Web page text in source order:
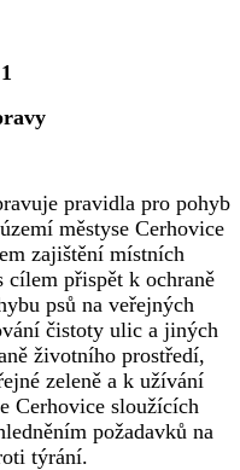
pravidla pro pohyb
městyse Cerhovice
zajištění místních
cílem přispět k ochraně
psů na veřejných
čistoty ulic a jiných
životního prostředí,
zeleně a k užívání
Cerhovice sloužících
požadavků na
týrání.